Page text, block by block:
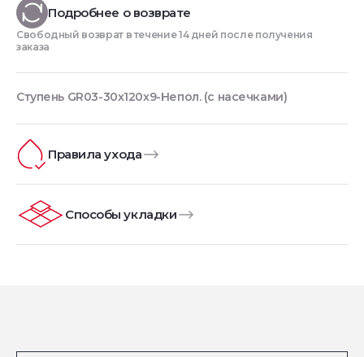
Подробнее о возврате
Свободный возврат в течение 14 дней после получения
заказа
Ступень GR03-30x120x9-Непол. (с насечками)
Правила ухода
Способы укладки